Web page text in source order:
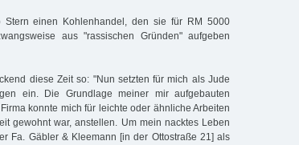
einen Kohlenhandel, den sie für RM 5000
aus "rassischen Gründen" aufgeben
diese Zeit so: "Nun setzten für mich als Jude
ein. Die Grundlage meiner mir aufgebauten
konnte mich für leichte oder ähnliche Arbeiten
gewohnt war, anstellen. Um mein nacktes Leben
Fa. Gäbler & Kleemann [in der Ottostraße 21] als